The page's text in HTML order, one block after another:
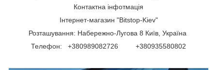
Контактна інфотмація
Інтернет-магазин "Bitstop-Kiev"
Розташування: Набережно-Лугова 8 Київ, Україна
Телефон: +380989082726 +380935580802